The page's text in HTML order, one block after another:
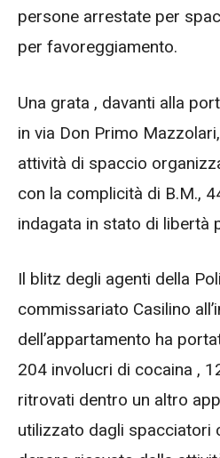
persone arrestate per
per favoreggiamento.
Una grata , davanti alla
in via Don Primo
attività di spaccio
con la complicità di B.M.,
indagata in stato di libertà
Il blitz degli agenti della
commissariato Casilino
dell’appartamento ha
204 involucri di cocaina ,
ritrovati dentro un altro
utilizzato dagli spacciatori